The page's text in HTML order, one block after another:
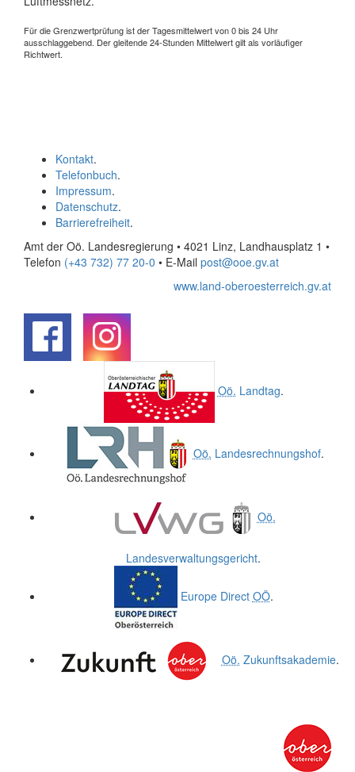
Für die Grenzwertprüfung ist der Tagesmittelwert von 0 bis 24 Uhr
ausschlaggebend. Der gleitende 24-Stunden Mittelwert gilt als vorläufiger
Richtwert.
Kontakt.
Telefonbuch.
Impressum.
Datenschutz.
Barrierefreiheit.
Amt der Oö. Landesregierung • 4021 Linz, Landhausplatz 1 •
Telefon (+43 732) 77 20-0 • E-Mail post@ooe.gv.at
www.land-oberoesterreich.gv.at
Oö. Landtag.
Oö. Landesrechnungshof.
Oö.
Landesverwaltungsgericht.
Europe Direct OÖ.
Oö. Zukunftsakademie.